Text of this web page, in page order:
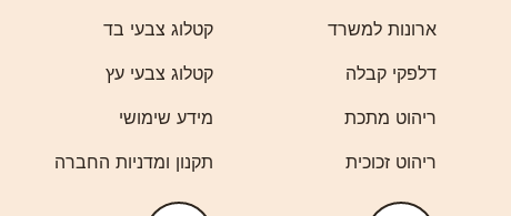
ארונות למשרד
דלפקי קבלה
ריהוט מתכת
ריהוט זכוכית
קטלוג צבעי בד
קטלוג צבעי עץ
מידע שימושי
תקנון ומדניות החברה